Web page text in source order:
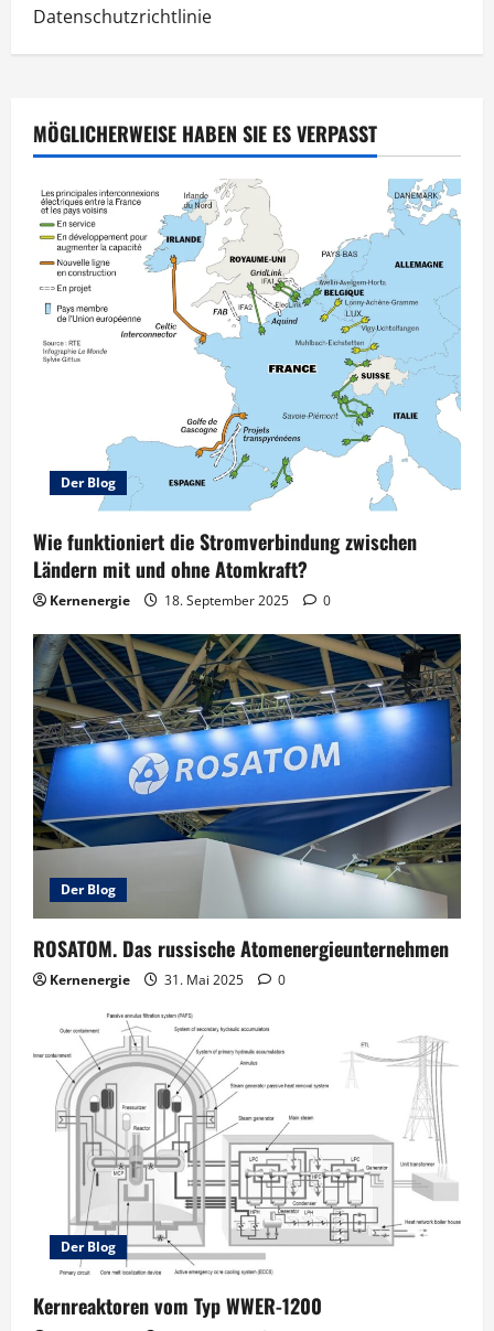
Datenschutzrichtlinie
MÖGLICHERWEISE HABEN SIE ES VERPASST
Der Blog
Wie funktioniert die Stromverbindung zwischen
Ländern mit und ohne Atomkraft?
Kernenergie 18. September 2025 0
Der Blog
ROSATOM. Das russische Atomenergieunternehmen
Kernenergie 31. Mai 2025 0
Der Blog
Kernreaktoren vom Typ WWER-1200